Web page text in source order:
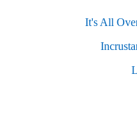
It's All